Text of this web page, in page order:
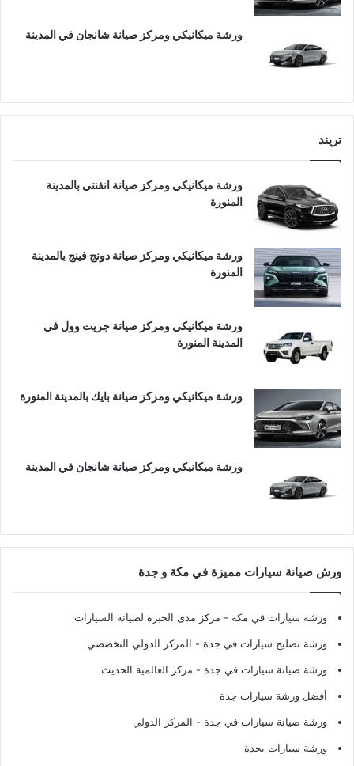
ورشة ميكانيكي ومركز صيانة شانجان في المدينة
تريند
ورشة ميكانيكي ومركز صيانة انفنتي بالمدينة
المنورة
ورشة ميكانيكي ومركز صيانة دونج فينج بالمدينة
المنورة
ورشة ميكانيكي ومركز صيانة جريت وول في
المدينة المنورة
ورشة ميكانيكي ومركز صيانة بايك بالمدينة المنورة
ورشة ميكانيكي ومركز صيانة شانجان في المدينة
ورش صيانة سيارات مميزة في مكة و جدة
ورشة سيارات في مكة - مركز مدى الخبرة لصيانة السيارات
ورشة تصليح سيارات في جدة - المركز الدولي التخصصي
ورشة صيانة سيارات في جدة - مركز العالمية الحديث
أفضل ورشة سيارات جدة
ورشة صيانة سيارات في جدة - المركز الدولي
ورشة سيارات بجدة